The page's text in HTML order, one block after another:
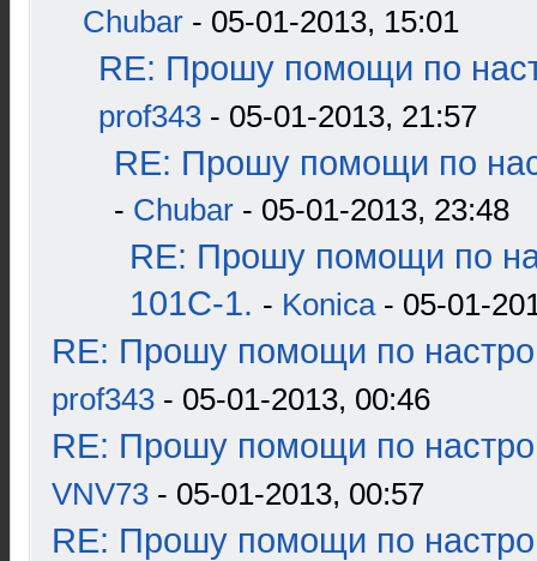
Chubar - 05-01-2013, 15:01
RE: Прошу помощи по
prof343 - 05-01-2013, 21:57
RE: Прошу помощи по
- Chubar - 05-01-2013, 23:48
RE: Прошу помощи по
101С-1. - Konica- 05-01-
RE: Прошу помощи по
prof343 - 05-01-2013, 00:46
RE: Прошу помощи по
VNV73 - 05-01-2013, 00:57
RE: Прошу помощи по